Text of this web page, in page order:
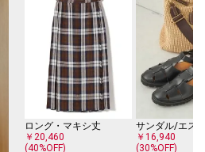
ロング・マキシ丈
￥20,460
(40%OFF)
￥16,940
(30%OFF)